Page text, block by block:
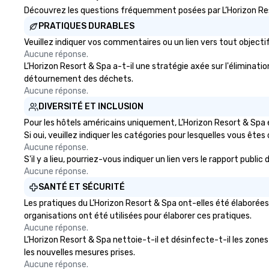
engage the person to the left and
right of you. Because our tours
restaurants, with walking in
between, there are countless
opportunities to interact with
different people when you sit
down at each venue and as you
traverse along the way. Our
experiences not only provide
more ways to network, but a
more convivial way to do so. Large
Groups Welcome Lip Smacking
Foodie Tours is ideal for groups,
small or large. Our experiences can
accommodate groups from as
few as 1 to as many as 500
guests, making us an ideal choice
for any corporate group event.
Stress-Free Booking Process
Booking a tour is stress-free and
Découvrez les questions fréquemment posées par L’Horizon
PRATIQUES DURABLES
Veuillez indiquer vos commentaires ou un lien vers tout
Aucune réponse.
L’Horizon Resort & Spa a-t-il une stratégie axée sur
détournement des déchets.
Aucune réponse.
DIVERSITÉ ET INCLUSION
Pour les hôtels américains uniquement, L’Horizon Resort &
Si oui, veuillez indiquer les catégories pour lesquelles vous êtes
Aucune réponse.
S'il y a lieu, pourriez-vous indiquer un lien vers le rapport
Aucune réponse.
SANTÉ ET SÉCURITÉ
Les pratiques du L’Horizon Resort & Spa ont-elles été
organisations ont été utilisées pour élaborer ces pratiques.
Aucune réponse.
L’Horizon Resort & Spa nettoie-t-il et désinfecte-t-il les
les nouvelles mesures prises.
Aucune réponse.